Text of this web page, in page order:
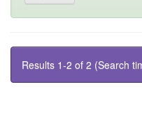
Results 1-2 of 2 (Search